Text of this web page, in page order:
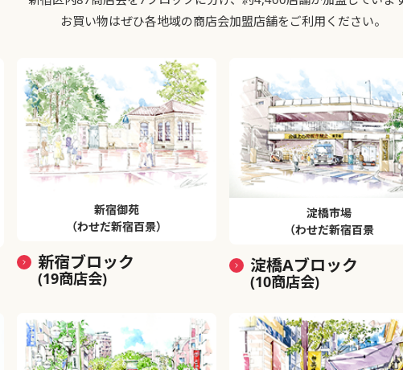
お買い物はぜひ各地域の商店会加盟店舗をご利用ください。
新宿御苑
（わせだ新宿百景）
新宿ブロック
(19商店会)
淀橋市場
（わせだ新宿百景
淀橋Aブロック
(10商店会)